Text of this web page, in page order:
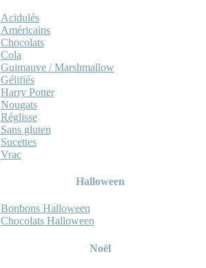
Acidulés
Américains
Chocolats
Cola
Guimauve / Marshmallow
Gélifiés
Harry Potter
Nougats
Réglisse
Sans gluten
Sucettes
Vrac
Halloween
Bonbons Halloween
Chocolats Halloween
Noël